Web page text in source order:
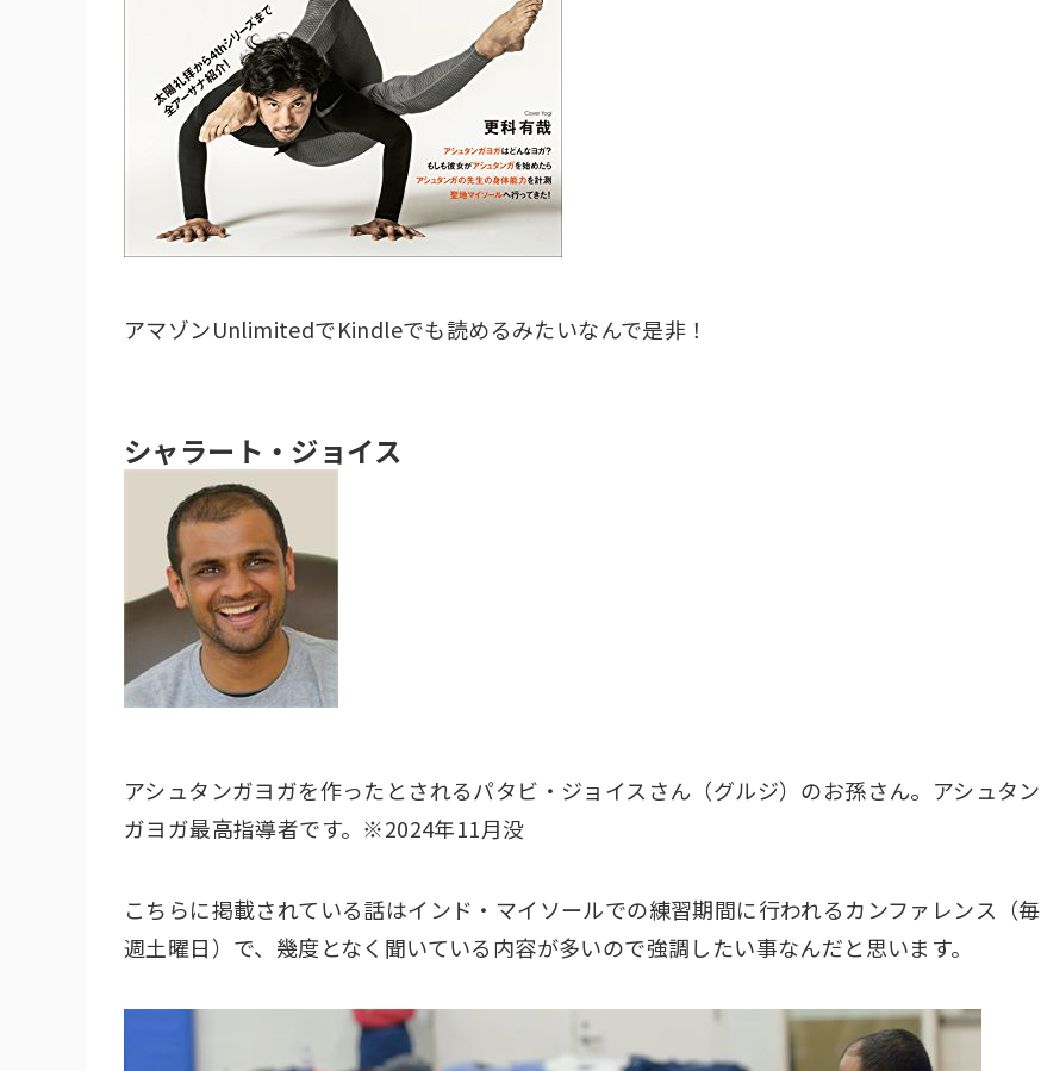
アマゾンUnlimitedでKindleでも読めるみたいなんで是非！
シャラート・ジョイス
アシュタンガヨガを作ったとされるパタビ・ジョイスさん（グルジ）のお孫さん。アシュタン
ガヨガ最高指導者です。※2024年11月没
こちらに掲載されている話はインド・マイソールでの練習期間に行われるカンファレンス（毎
週土曜日）で、幾度となく聞いている内容が多いので強調したい事なんだと思います。